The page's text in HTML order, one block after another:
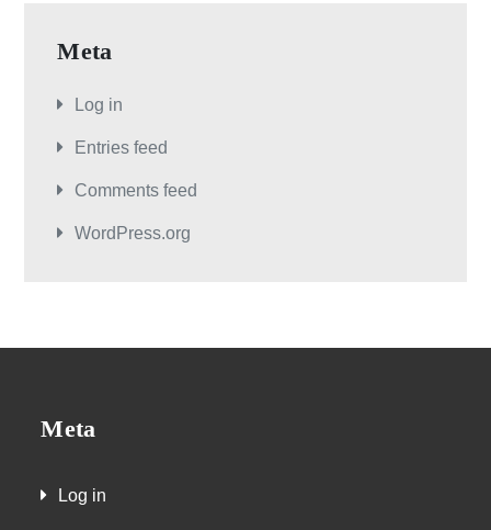
Meta
Log in
Entries feed
Comments feed
WordPress.org
Meta
Log in